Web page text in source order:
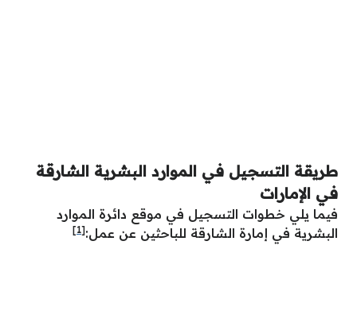
طريقة التسجيل في الموارد البشرية الشارقة
في الإمارات
فيما يلي خطوات التسجيل في موقع دائرة الموارد
البشرية في إمارة الشارقة للباحثين عن عمل:[1]